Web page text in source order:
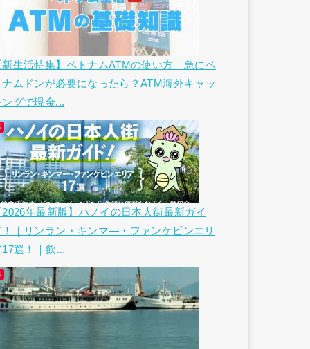
新生活特集】ベトナムATMの使い方｜急にベ
ナムドンが必要になったら？ATM海外キャッ
ングで現金...
2026年最新版】ハノイの日本人街最新ガイ
！｜リンラン・キンマ―・ファンケビンエリ
17選！｜飲...